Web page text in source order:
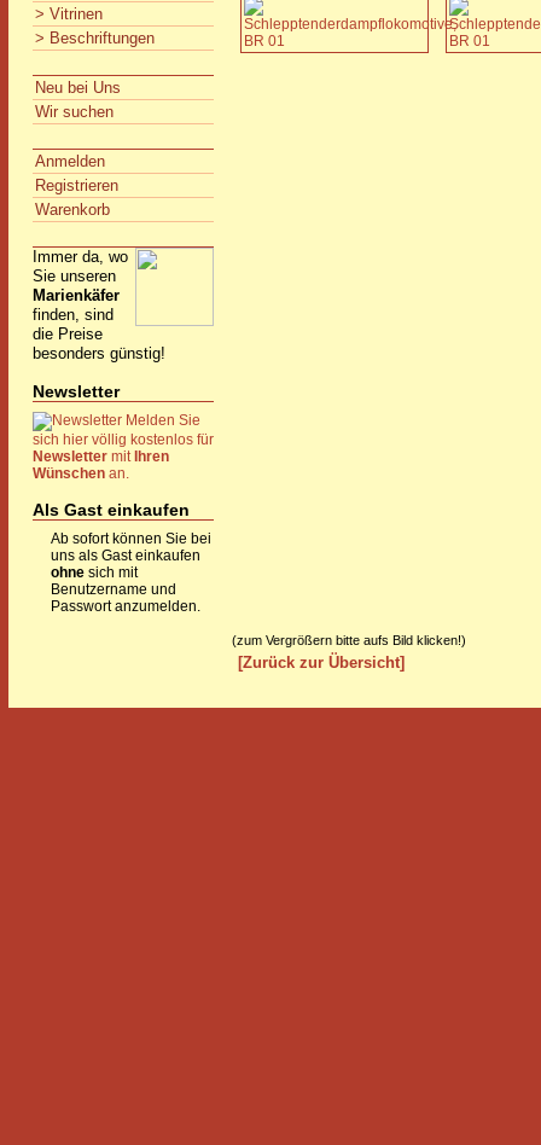
> Vitrinen
> Beschriftungen
Neu bei Uns
Wir suchen
Anmelden
Registrieren
Warenkorb
Immer da, wo
Sie unseren
Marienkäfer
finden, sind
die Preise
besonders günstig!
Newsletter
Melden Sie
sich hier völlig kostenlos für
Newsletter mit Ihren
Wünschen an.
Als Gast einkaufen
Ab sofort können Sie bei
uns als Gast einkaufen
ohne sich mit
Benutzername und
Passwort anzumelden.
(zum Vergrößern bitte aufs Bild klicken!)
[Zurück zur Übersicht]